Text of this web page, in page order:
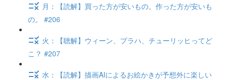
月：【読解】買った方が安いもの。作った方が安いも
の。 #206
火：【聴解】ウィーン、プラハ、チューリッヒってど
こ？ #207
水：【読解】描画AIによるお絵かきが予想外に楽しい